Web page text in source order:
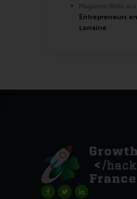
Magazine dédié aux
Entrepreneurs en
Lorraine